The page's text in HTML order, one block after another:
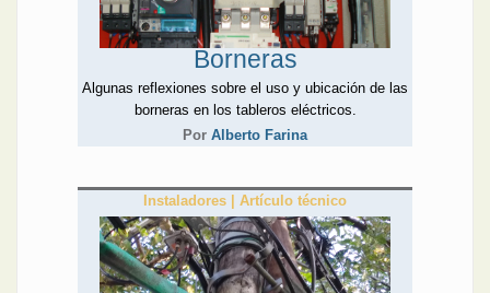
Borneras
Algunas reflexiones sobre el uso y ubicación de las
borneras en los tableros eléctricos.
Por Alberto Farina
Instaladores | Artículo técnico